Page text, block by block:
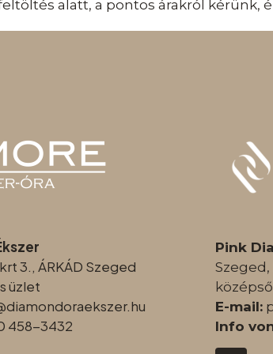
alatt, a pontos árakról kérünk,
3., ÁRKÁD Szeged
üzlet
er.hu
458-3432
Pink
Szeged,
E-mail:
Info